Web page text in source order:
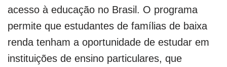
acesso à educação no Brasil. O programa
permite que estudantes de famílias de baixa
renda tenham a oportunidade de estudar em
instituições de ensino particulares, que